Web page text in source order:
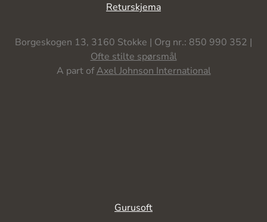
Returskjema
Borgeskogen 13, 3160 Stokke | Org nr.: 850 990 352 |
Ofte stilte spørsmål
A part ofAxel Johnson International
Gurusoft